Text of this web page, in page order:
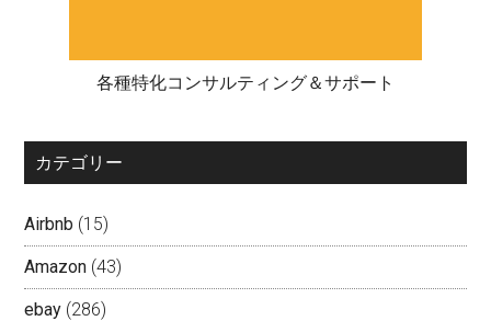
各種特化コンサルティング＆サポート
カテゴリー
Airbnb (15)
Amazon (43)
ebay (286)